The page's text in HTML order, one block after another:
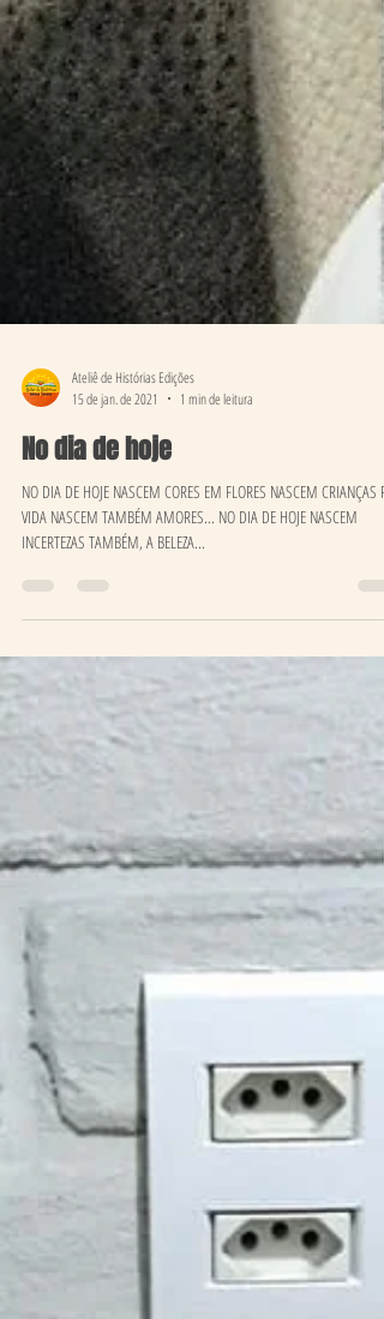
Ateliê de Histórias Edições
15 de jan. de 2021
1 min de leitura
No dia de hoje
INCERTEZAS TAMBÉM, A BELEZA...